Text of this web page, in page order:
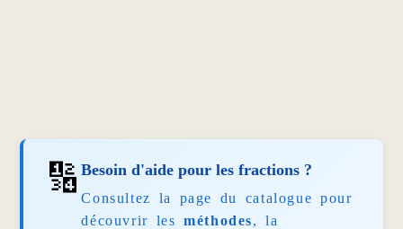
🔢Besoin d'aide pour les fractions ?
Consultez la page du catalogue pour
découvrir lesméthodes, la